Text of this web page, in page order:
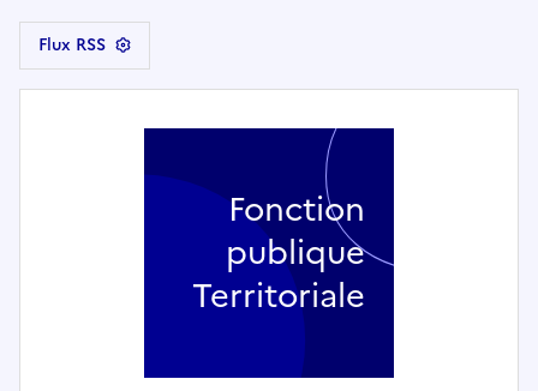
Flux RSS
Fonction
publique
Territoriale